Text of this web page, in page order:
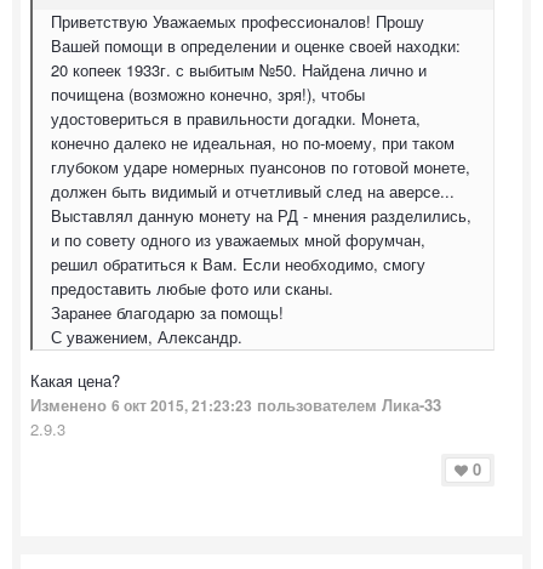
Приветствую Уважаемых профессионалов! Прошу
Вашей помощи в определении и оценке своей находки:
20 копеек 1933г. с выбитым №50. Найдена лично и
почищена (возможно конечно, зря!), чтобы
удостовериться в правильности догадки. Монета,
конечно далеко не идеальная, но по-моему, при таком
глубоком ударе номерных пуансонов по готовой монете,
должен быть видимый и отчетливый след на аверсе...
Выставлял данную монету на РД - мнения разделились,
и по совету одного из уважаемых мной форумчан,
решил обратиться к Вам. Если необходимо, смогу
предоставить любые фото или сканы.
Заранее благодарю за помощь!
С уважением, Александр.
Какая цена?
Изменено 6 окт 2015, 21:23:23 пользователем Лика-33
2.9.3
0